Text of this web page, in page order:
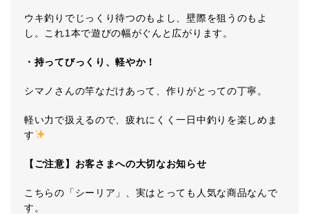
ウキ釣りでじっくり待つのもよし、壁際を狙うのもよ
し。これ1本で遊びの幅がぐんと広がります。
・持ってびっくり、軽やか！
シマノさんの竿なだけあって、作りがとっての丁寧。
軽い力で扱えるので、疲れにくく一日中釣りを楽しめま
す
【ご注意】お客さまへの大切なお知らせ
こちらの「シーリア」、実はとっても人気な商品なんで
す。